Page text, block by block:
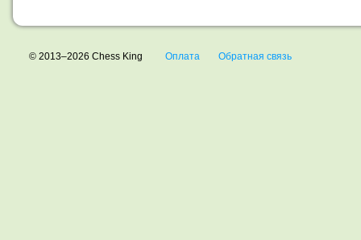
© 2013–2026 Chess King Оплата Обратная связь